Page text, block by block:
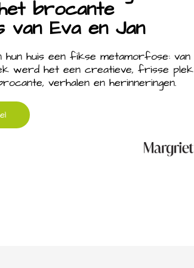
brocante
van Eva en Jan
hun huis een fikse metamorfose: van
werd het een creatieve, frisse plek
verhalen en herinneringen.